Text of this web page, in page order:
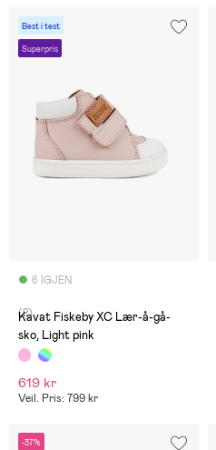
Best i test
Superpris
6 IGJEN
(2)
Kavat Fiskeby XC Lær-å-gå-
sko, Light pink
619 kr
Veil. Pris: 799 kr
-37%